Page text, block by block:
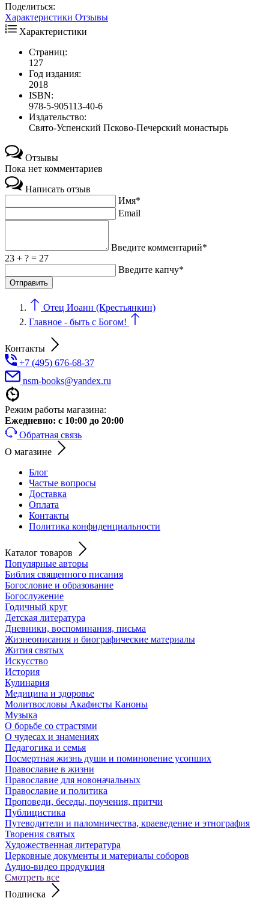
Поделиться:
Характеристики Отзывы
Характеристики
Страниц:
127
Год издания:
2018
ISBN:
978-5-905113-40-6
Издательство:
Свято-Успенский Псково-Печерский монастырь
Отзывы
Пока нет комментариев
Написать отзыв
Имя*
Email
Введите комментарий*
23 + ? = 27
Введите капчу*
Отец Иоанн (Крестьянкин)
Главное - быть с Богом!
Контакты
+7 (495) 676-68-37
nsm-books@yandex.ru
Режим работы магазина:
Ежедневно: с 10:00 до 20:00
Обратная связь
О магазине
Блог
Частые вопросы
Доставка
Оплата
Контакты
Политика конфиденциальности
Каталог товаров
Популярные авторы
Библия священного писания
Богословие и образование
Богослужение
Годичный круг
Детская литература
Дневники, воспоминания, письма
Жизнеописания и биографические материалы
Жития святых
Искусство
История
Кулинария
Медицина и здоровье
Молитвословы Акафисты Каноны
Музыка
О борьбе со страстями
О чудесах и знамениях
Педагогика и семья
Посмертная жизнь души и поминовение усопших
Православие в жизни
Православие для новоначальных
Православие и политика
Проповеди, беседы, поучения, притчи
Публицистика
Путеводители и паломничества, краеведение и этнография
Творения святых
Художественная литература
Церковные документы и материалы соборов
Аудио-видео продукция
Смотреть все
Подписка